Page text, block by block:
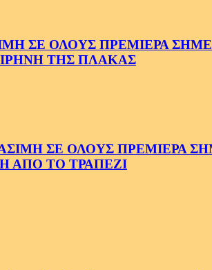
ΟΛΟΥΣ ΠΡΕΜΙΕΡΑ
ΤΗΣ ΠΛΑΚΑΣ
ΣΕ ΟΛΟΥΣ ΠΡΕΜΙΕΡΑ
ΑΠΟ ΤΟ ΤΡΑΠΕΖΙ